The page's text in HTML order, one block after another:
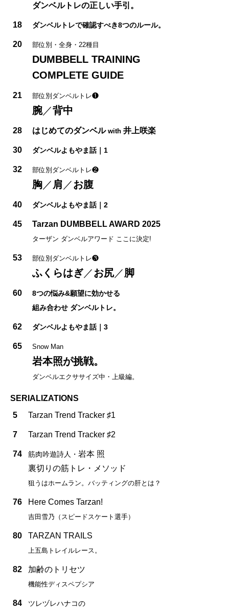
ダンベルトレの正しい手引。
18 ダンベルトレで確認すべき8つのルール。
20 部位別・全身・22種目
DUMBBELL TRAINING
COMPLETE GUIDE
21 部位別ダンベルトレ❶
腕／背中
28 はじめてのダンベル with 井上咲楽
30 ダンベルよもやま話｜1
32 部位別ダンベルトレ❷
胸／ 肩 ／お腹
40 ダンベルよもやま話｜2
45 Tarzan DUMBBELL AWARD 2025
ターザン ダンベルアワード ここに決定!
53 部位別ダンベルトレ❸
ふくらはぎ／お尻／脚
60
8つの悩み&願望に効かせる
組み合わせ ダンベルトレ。
62 ダンベルよもやま話｜3
65 Snow Man
岩本照が挑戦。
ダンベルエクササイズ中・上級編。
SERIALIZATIONS
5
Tarzan Trend Tracker ♯1
7 Tarzan Trend Tracker ♯2
74 筋肉吟遊詩人・ 岩本 照
裏切りの筋トレ・メソッド
狙うはホームラン。バッティングの肝とは？
76 Here Comes Tarzan!
吉田雪乃（スピードスケート選手）
80 TARZAN TRAILS
上五島トレイルレース。
82 加齢のトリセツ
機能性ディスペプシア
84 ツレヅレハナコの